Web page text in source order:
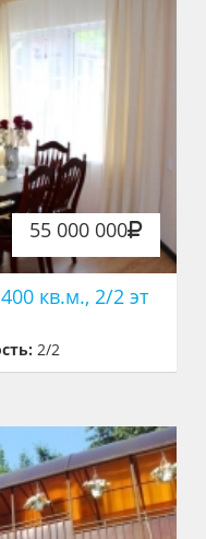
55 000 000
кв.м., 2/2 эт
2/2